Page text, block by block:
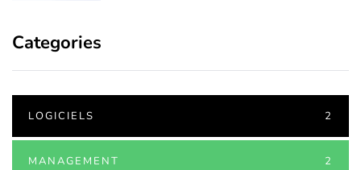
Categories
LOGICIELS 2
MANAGEMENT 2